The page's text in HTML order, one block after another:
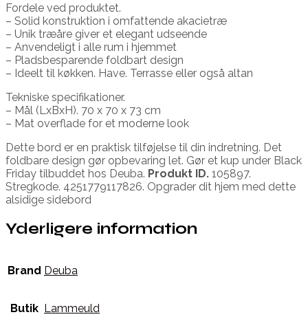
Fordele ved produktet.
– Solid konstruktion i omfattende akacietræ
– Unik træåre giver et elegant udseende
– Anvendeligt i alle rum i hjemmet
– Pladsbesparende foldbart design
– Ideelt til køkken. Have. Terrasse eller også altan
Tekniske specifikationer.
– Mål (LxBxH). 70 x 70 x 73 cm
– Mat overflade for et moderne look
Dette bord er en praktisk tilføjelse til din indretning. Det
foldbare design gør opbevaring let. Gør et kup under Black
Friday tilbuddet hos Deuba. Produkt ID. 105897.
Stregkode. 4251779117826. Opgrader dit hjem med dette
alsidige sidebord
Yderligere information
Brand Deuba
Butik Lammeuld